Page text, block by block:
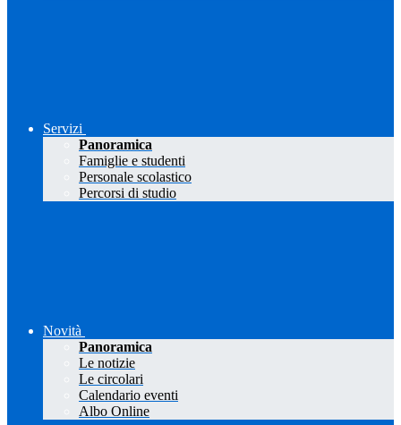
Servizi
Panoramica
Famiglie e studenti
Personale scolastico
Percorsi di studio
Novità
Panoramica
Le notizie
Le circolari
Calendario eventi
Albo Online